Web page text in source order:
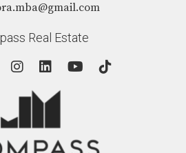
Real Estate